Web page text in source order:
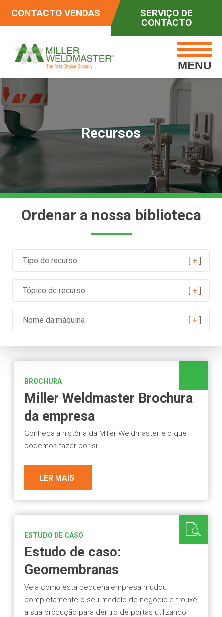
CONTACTO VENDAS
SERVIÇO DE
CONTACTO
MENU
Recursos
Ordenar a nossa biblioteca
Tipo de recurso
Tópico do recurso
Nome da máquina
BROCHURA
Miller Weldmaster Brochura
da empresa
Conheça a história da Miller Weldmaster e o que
podemos fazer por si.
LER MAIS
ESTUDO DE CASO
Estudo de caso:
Geomembranas
Veja como esta pequena empresa mudou
completamente o seu modelo de negócio e trouxe
a sua produção para dentro de portas utilizando